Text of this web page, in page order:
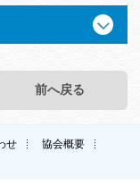
前へ戻る
せ
協会概要